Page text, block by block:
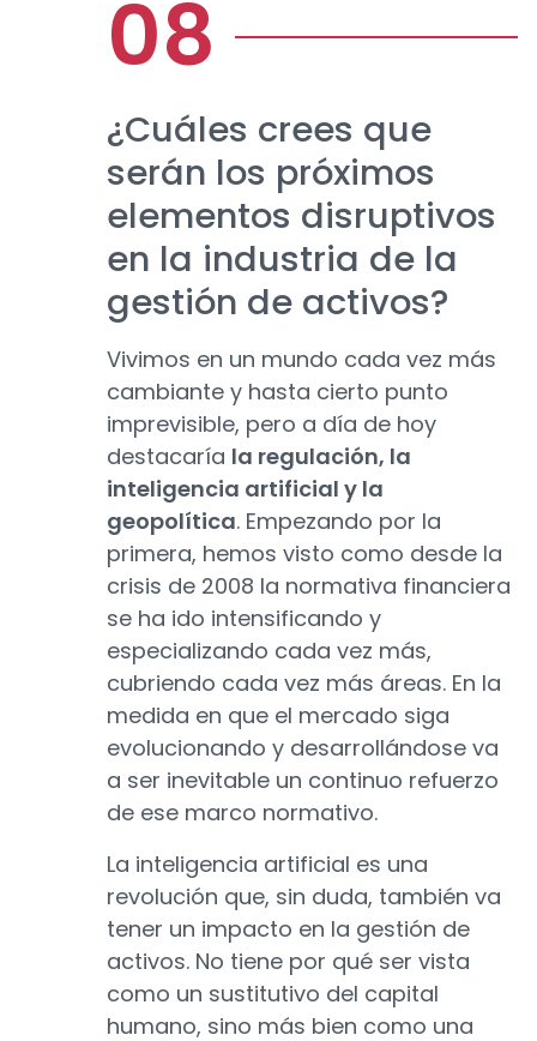
¿Cuáles crees que
serán los próximos
elementos disruptivos
en la industria de la
gestión de activos?
Vivimos en un mundo cada vez más
cambiante y hasta cierto punto
imprevisible, pero a día de hoy
destacaría la regulación, la
inteligencia artificial y la
geopolítica. Empezando por la
primera, hemos visto como desde la
crisis de 2008 la normativa financiera
se ha ido intensificando y
especializando cada vez más,
cubriendo cada vez más áreas. En la
medida en que el mercado siga
evolucionando y desarrollándose va
a ser inevitable un continuo refuerzo
de ese marco normativo.
La inteligencia artificial es una
revolución que, sin duda, también va
tener un impacto en la gestión de
activos. No tiene por qué ser vista
como un sustitutivo del capital
humano, sino más bien como una